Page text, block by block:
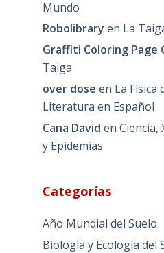
Mundo
Robolibrary en La
Graffiti Coloring Page
Taiga
over dose en La Física
Literatura en Español
Cana David en Ciencia,
y Epidemias
Categorías
Año Mundial del Suelo
Biología y Ecología del